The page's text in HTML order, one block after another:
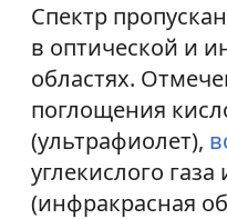
и
н
и
п
о
Спектр
в оптической и
областях.
поглощения
(ультрафиолет),
углекислого газа
(инфракрасная